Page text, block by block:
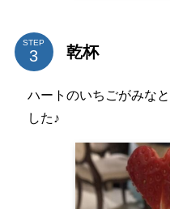
STEP 乾杯
ハートのいちごがみな
した♪